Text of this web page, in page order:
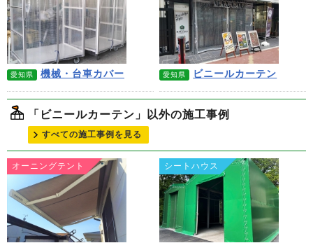
愛知県 機械・台車カバー 愛知県 ビニールカーテン
「ビニールカーテン」以外の施工事例
すべての施工事例を見る
オーニングテント シートハウス